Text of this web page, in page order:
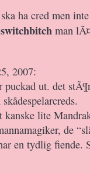
ha cred men
switchbitch man
2007:
puckad ut. det
lite
de
en tydlig fiende.